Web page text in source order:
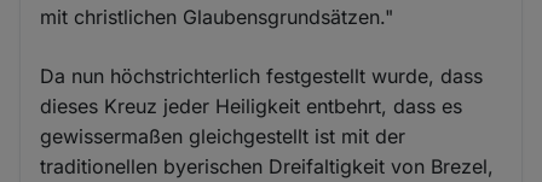
mit christlichen Glaubensgrundsätzen."
Da nun höchstrichterlich festgestellt wurde, dass
dieses Kreuz jeder Heiligkeit entbehrt, dass es
gewissermaßen gleichgestellt ist mit der
traditionellen byerischen Dreifaltigkeit von Brezel,